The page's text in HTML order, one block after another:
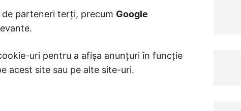
de parteneri terți, precum Google
uri pentru a afișa anunțuri în funcție
acest site sau pe alte site-uri.